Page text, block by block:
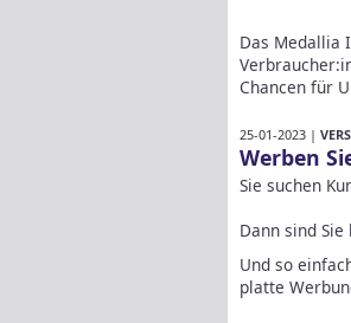
Das Medallia
Chancen für
25-01-2023 |
Werben
Sie suchen
Dann sind
Und so
platte